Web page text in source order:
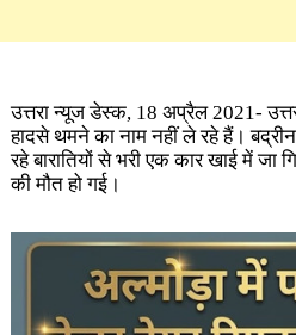
उत्तरा न्यूज डेस्क, 18 अप्रैल 2021-
हादसे थमने का नाम नहीं ले रहे हैं।
रहे बारातियों से भरी एक कार खाई में जा
की मौत हो गई।